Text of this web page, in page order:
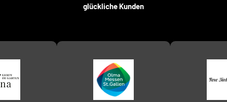
glückliche Kunden